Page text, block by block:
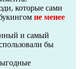
которые сами
не менее
и самый
бы